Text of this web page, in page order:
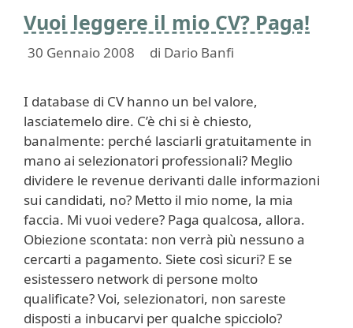
Vuoi leggere il mio CV? Paga!
30 Gennaio 2008 di Dario Banfi
I database di CV hanno un bel valore,
lasciatemelo dire. C’è chi si è chiesto,
banalmente: perché lasciarli gratuitamente in
mano ai selezionatori professionali? Meglio
dividere le revenue derivanti dalle informazioni
sui candidati, no? Metto il mio nome, la mia
faccia. Mi vuoi vedere? Paga qualcosa, allora.
Obiezione scontata: non verrà più nessuno a
cercarti a pagamento. Siete così sicuri? E se
esistessero network di persone molto
qualificate? Voi, selezionatori, non sareste
disposti a inbucarvi per qualche spicciolo?